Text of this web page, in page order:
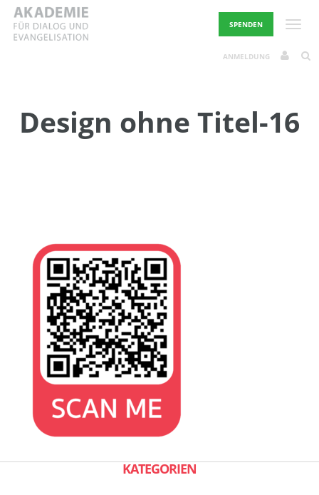
Skip
content
SPENDEN
ANMELDUNG
Design ohne Titel-16
KATEGORIEN